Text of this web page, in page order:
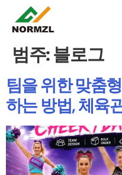
범주:블로그
팀을 위한 맞춤
하는 방법, 체육